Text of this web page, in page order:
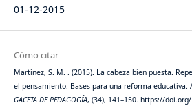
01-12-2015
Cómo citar
Martínez, S. M. . (2015). La cabeza bien puesta.
el pensamiento. Bases para una reforma educativa.
GACETA DE PEDAGOGÍA, (34), 141–150. https://